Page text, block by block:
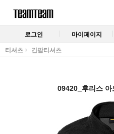
로그인 마이페이지
티셔츠 긴팔티셔츠
09420_후리스